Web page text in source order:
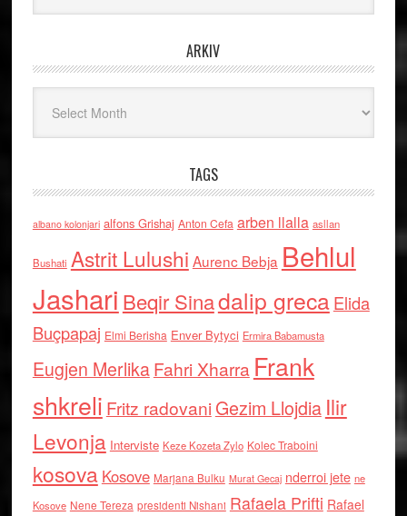
ARKIV
TAGS
albano kolonjari alfons Grishaj Anton Cefa arben llalla asllan
Bushati Astrit Lulushi Aurenc Bebja Behlul
Jashari Beqir Sinadalip grecaElida
Buçpapaj Elmi Berisha Enver Bytyci Ermira Babamusta
Eugjen MerlikaFahri Xharra Frank
shkreli Fritz radovaniGezim Llojdia Ilir
Levonja Interviste Keze Kozeta Zylo Kolec Traboini
kosova Kosove Marjana Bulku Murat Gecaj nderroi jete ne
Kosove Nene Tereza presidenti Nishani Rafaela Prifti Rafael